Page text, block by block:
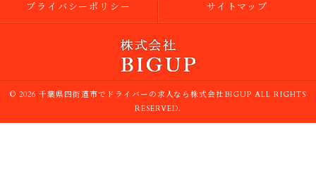
プライバシーポリシー サイトマップ
© 2026 千葉県四街道市でドライバーの求人なら株式会社BIGUP ALL RIGHTS
RESERVED.